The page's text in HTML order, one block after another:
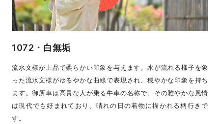
1072・白無垢
流水文様が上品で柔らかい印象を与えます。水が流れる様子を象
った流水文様がゆるやかな曲線で表現され、穏やかな印象を持ち
ます。御所車は高貴な人が乗る牛車の名称で、その雅やかな風情
は現代でも好まれており、晴れの日の着物に描かれる柄行きで
す。